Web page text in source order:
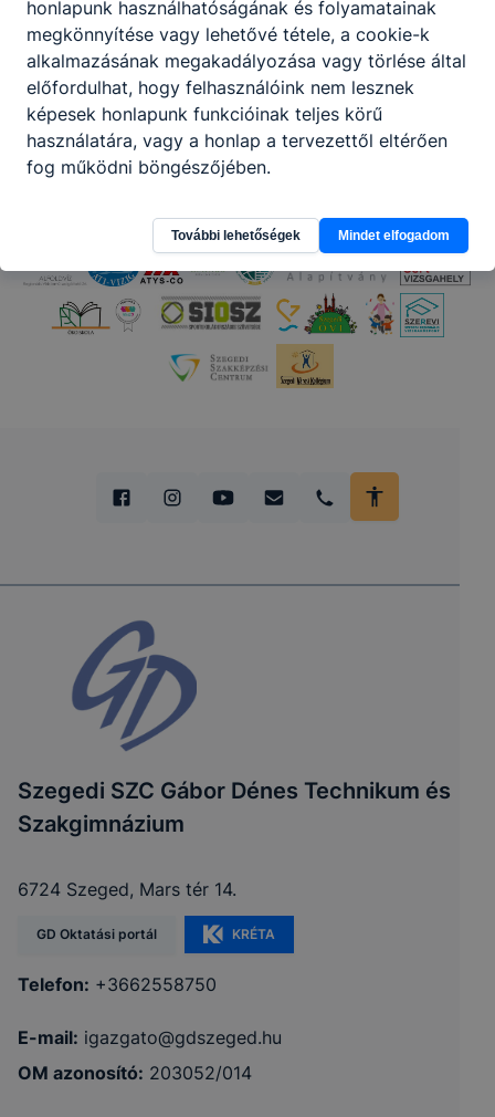
Partnereink
Szegedi SZC Gábor Dénes Technikum és
Szakgimnázium
6724 Szeged, Mars tér 14.
GD Oktatási portál KRÉTA
Telefon: +3662558750
E-mail: igazgato@gdszeged.hu
OM azonosító: 203052/014
honlapunk használhatóságának és folyamatainak
megkönnyítése vagy lehetővé tétele, a cookie-k
alkalmazásának megakadályozása vagy törlése által
előfordulhat, hogy felhasználóink nem lesznek
képesek honlapunk funkcióinak teljes körű
használatára, vagy a honlap a tervezettől eltérően
fog működni böngészőjében.
További lehetőségek Mindet elfogadom